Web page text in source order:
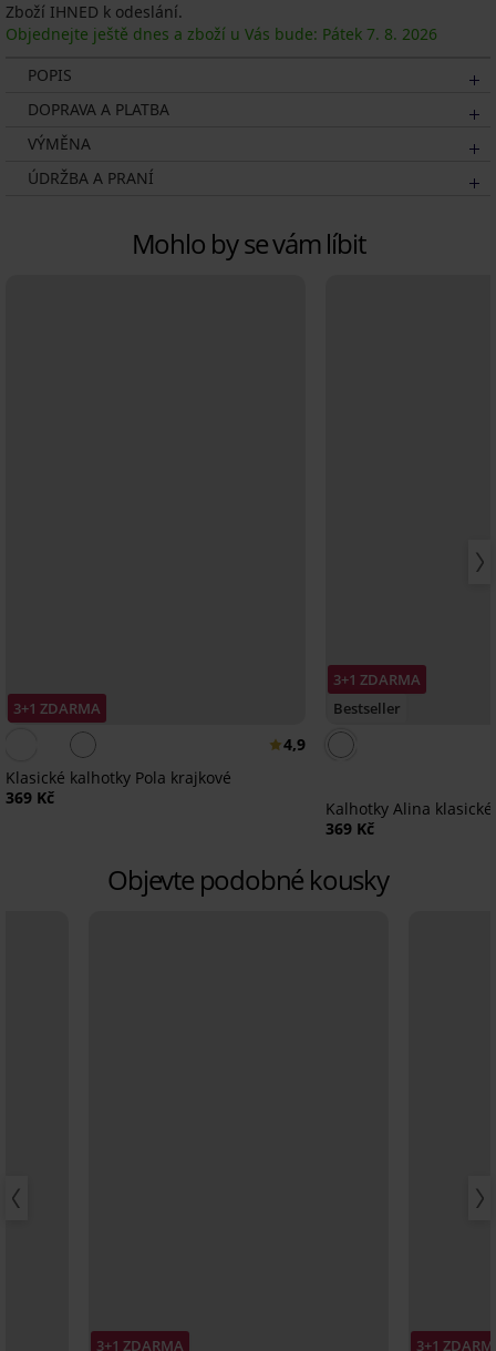
Zboží IHNED k odeslání.
Objednejte ještě dnes a zboží u Vás bude: Pátek 7. 8. 2026
POPIS
DOPRAVA A PLATBA
VÝMĚNA
ÚDRŽBA A PRANÍ
Mohlo by se vám líbit
3+1 ZDARMA
4,9
Klasické kalhotky Pola krajkové
369 Kč
3+1 ZDARMA
Bestseller
Kalhotky Alina
369 Kč
Objevte podobné kousky
3+1 ZDARMA 3+1